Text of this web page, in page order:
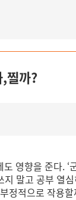
찔까?
영향을 준다.
말고 공부 열
정적으로 작용할